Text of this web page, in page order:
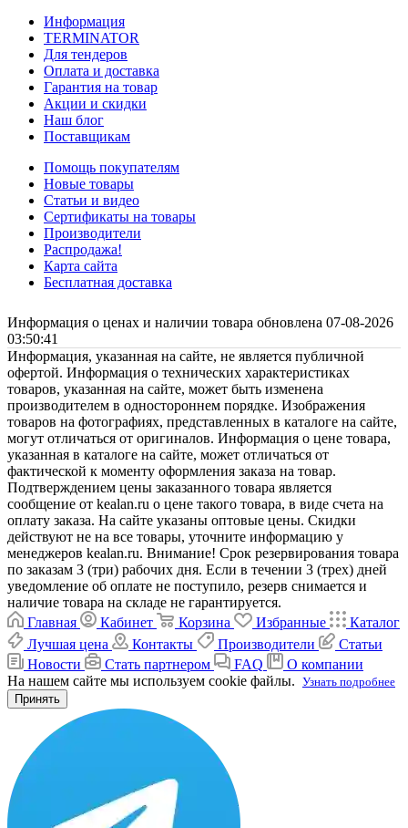
Информация
TERMINATOR
Для тендеров
Оплата и доставка
Гарантия на товар
Акции и скидки
Наш блог
Поставщикам
Помощь покупателям
Новые товары
Статьи и видео
Сертификаты на товары
Производители
Распродажа!
Карта сайта
Бесплатная доставка
Информация о ценах и наличии товара обновлена 07-08-2026
03:50:41
Информация, указанная на сайте, не является публичной
офертой. Информация о технических характеристиках
товаров, указанная на сайте, может быть изменена
производителем в одностороннем порядке. Изображения
товаров на фотографиях, представленных в каталоге на сайте,
могут отличаться от оригиналов. Информация о цене товара,
указанная в каталоге на сайте, может отличаться от
фактической к моменту оформления заказа на товар.
Подтверждением цены заказанного товара является
сообщение от kealan.ru о цене такого товара, в виде счета на
оплату заказа. На сайте указаны оптовые цены. Скидки
действуют не на все товары, уточните информацию у
менеджеров kealan.ru. Внимание! Срок резервирования товара
по заказам 3 (три) рабочих дня. Если в течении 3 (трех) дней
уведомление об оплате не поступило, резерв снимается и
наличие товара на складе не гарантируется.
Главная
Кабинет Корзина Избранные
Каталог
Лучшая цена
Контакты Производители
Статьи
Новости
Стать партнером FAQ
О компании
На нашем сайте мы используем cookie файлы. Узнать подробнее
Принять